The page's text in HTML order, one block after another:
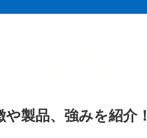
製品、強みを紹介！